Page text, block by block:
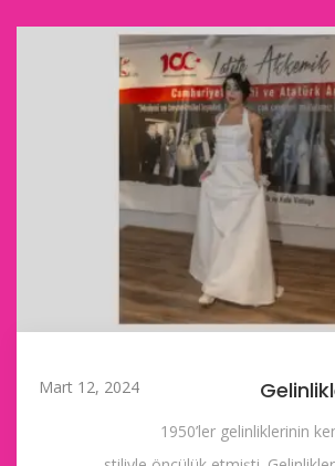
Mart 12, 2024
1950’ler gelinliklerinin